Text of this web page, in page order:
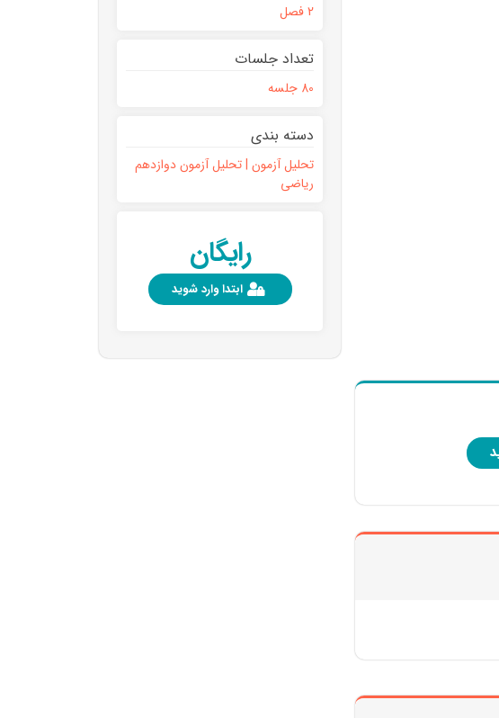
2 فصل
تعداد جلسات
80 جلسه
دسته بندی
تحلیل آزمون | تحلیل آزمون دوازدهم
ریاضی
رایگان
ابتدا وارد شوید